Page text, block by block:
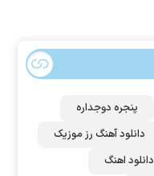
پنجره دوجداره
دانلود آهنگ رز‌ موزیک
دانلود اهنگ